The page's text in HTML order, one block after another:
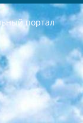
портал
образовательных учреждениях. научно-практический центр квалификации и международной оценки (Д.Давидова) 2024 г. До 25 марта: задания по предметам, по которым будет проводиться итоговая аттестация разработка и утверждение технических условий; итоговая аттестация на основании разработанного предметного задания разработка вопросов по предметам (устно и письменно), экзамен передача; общеобразовательные средние школы и специальные учебные заведения учащиеся выпускных классов школ и интернатов в агентской системе подготовка базы данных экзаменационных материалов и критериев оценки; перевод базы экзаменационных материалов на все языки обучения подать в Республиканский образовательный центр для изготовления; варианты экзаменов на основе разработанных контрольных материалов пусть будут поставлены задачи формирования. 3. Республиканский образовательный центр (Ш.Худайкулов) до 5 апреля 2024 года. до: база данных предоставленных экзаменационных материалов на все языки обучения перевод и экспертиза; для слепых, слабовидящих, глухих, слабослышащих и умственно отсталых детей учащиеся выпускных классов специализированных школ и школ-интернатов база данных экзаменационных материалов на всех преподаваемых языках подготовка критериев оценки; специализированные школы для умственно отсталых детей и технологии для учащихся